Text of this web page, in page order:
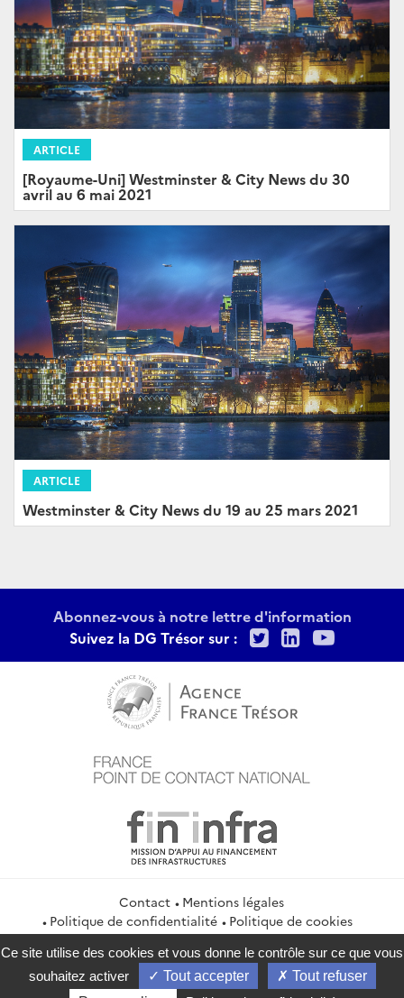
ARTICLE
[Royaume-Uni] Westminster & City News du 30
avril au 6 mai 2021
ARTICLE
Westminster & City News du 19 au 25 mars 2021
Abonnez-vous à notre lettre d'information
Suivez la DG Trésor sur :
TwitterLinkedIn
Contact
Mentions légales
Politique de confidentialité
Politique de cookies
Gestion des cookies
Flux RSS
service-public.gouv.fr
legifrance.gouv.fr
info.gouv.fr
data.gouv.fr
Ce site utilise des cookies et vous donne le contrôle sur ce que vous
souhaitez activer
Tout accepter
Tout refuser